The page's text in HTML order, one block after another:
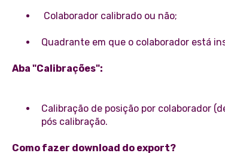
Colaborador calibrado ou não;
Quadrante em que o colaborador está
Aba "Calibrações":
Calibração de posição por colaborador
pós calibração.
Como fazer download do export?